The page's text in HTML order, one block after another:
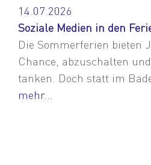
14.07.2026
Soziale Medien in den
Die Sommerferien bieten
Chance, abzuschalten
tanken. Doch statt im
mehr...